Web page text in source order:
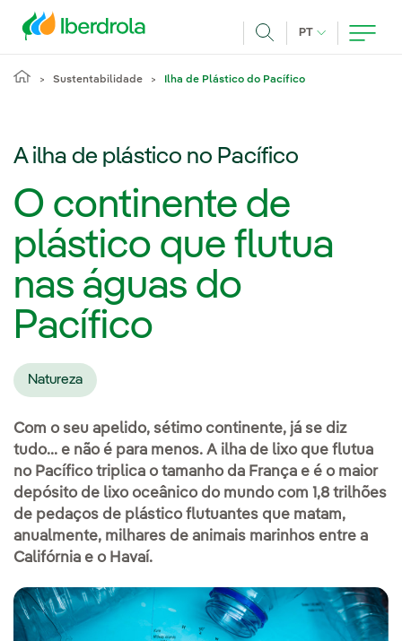
PT IDIOMA ATUAL,
Sustentabilidade Ilha de Plástico do Pacífico
A ilha de plástico no Pacífico
O continente de
plástico que flutua
nas águas do
Pacífico
Natureza
Com o seu apelido, sétimo continente, já se diz
tudo... e não é para menos. A ilha de lixo que flutua
no Pacífico triplica o tamanho da França e é o maior
depósito de lixo oceânico do mundo com 1,8 trilhões
de pedaços de plástico flutuantes que matam,
anualmente, milhares de animais marinhos entre a
Califórnia e o Havaí.